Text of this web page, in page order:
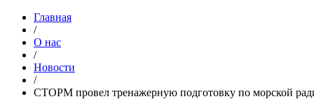
Главная
/
О нас
/
Новости
/
СТОРМ провел тренажерную подготовку по морской